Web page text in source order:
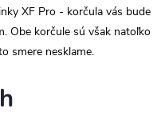
XF Pro - korčula vás bude
Obe korčule sú však natoľko
smere nesklame.